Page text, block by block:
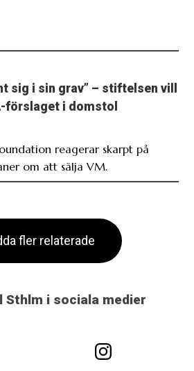
sig i sin grav” – stiftelsen vill
förslaget i domstol
reagerar skarpt på
om att sälja VM.
fler relaterade
Sthlm i sociala medier